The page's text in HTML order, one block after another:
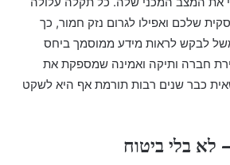
שלכם ואפילו לגרום נזק חמור, כך
לבקש לראות מידע ממוסמך ביחס
חברה ותיקה ואמינה שמספקת את
כבר שנים רבות תורמת אף היא לשקט
בלי ביטוח